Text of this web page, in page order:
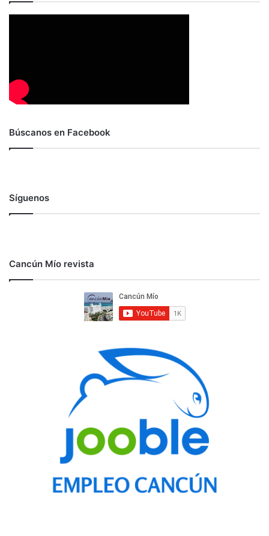
Búscanos en Facebook
Síguenos
Cancún Mío revista